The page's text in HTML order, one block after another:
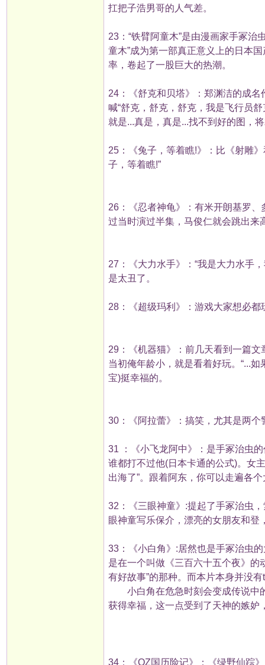
扛把子浩男哥的人气差。
23：“铁臂阿童木”是由漫画家手冢
童木”成为第一部真正意义上的日本
率，卷起了一股巨大的热潮。
24：《舒克和贝塔》：郑渊洁的成
喊“舒克，舒克，舒克，我是飞行员
就是...真是，真是...找不到好的图，
25：《兔子，等着瞧!》：比《射雕
子，等着瞧!”
26：《忍者神龟》：有米开朗基罗
过当时演过半集，马俊仁就会跳出来
27：《大力水手》：“我是大力水手
是太丑了。
28：《超级玛利》：游戏大家想必
29：《机器猫》：前几天看到一篇
当初俺年龄小，就是看着好玩。“...
宝)挺幸福的。
30：《阿拉蕾》：搞笑，尤其是两个
31 ：《小飞龙阿中》：是手冢治虫
谁都打不过他(日本卡通的公式)。女
出海了”。跟着阿东，你可以走遍各
32：《三眼神童》:提起了手冢治虫
眼神童写乐保介，漂亮的女朋友和
33：《小白角》:居然也是手冢治虫
是在一个叫做《三百六十五个夜》的
有好故事”的那种。而本片本身并没
小白角在危急时刻会变成传说中的
获得幸福，这一点受到了天神的嫉妒
34：《OZ国历险记》：《绿野仙踪